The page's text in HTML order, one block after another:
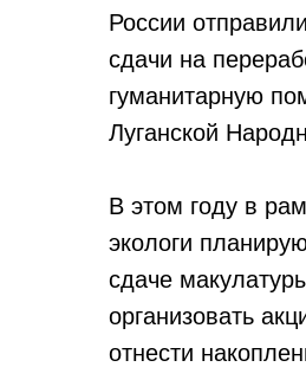
России
сдачи на
гуманитарную
Луганской
В этом году в
экологи
сдаче
организовать
отнести